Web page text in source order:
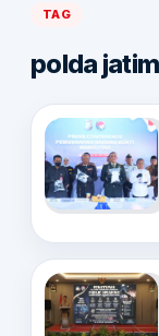
TAG
polda jatim